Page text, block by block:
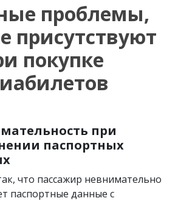
проблемы,
присутствуют
покупке
при
паспортных
что пассажир невнимательно
паспортные данные с